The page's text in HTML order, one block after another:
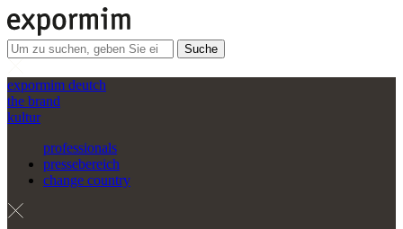
Suche
expormim deutch
the brand
kultur
professionals
pressebereich
change country